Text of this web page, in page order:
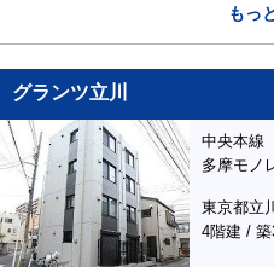
もっ
グランツ立川
中央本線
多摩モノ
東京都立
4階建 / 築